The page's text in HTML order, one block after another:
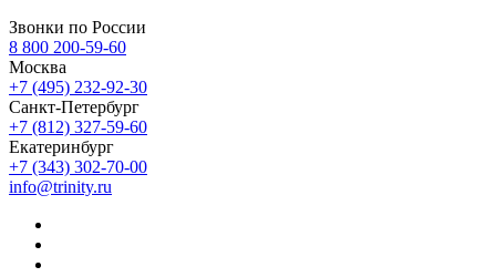
Звонки по России
8 800 200-59-60
Москва
+7 (495) 232-92-30
Санкт-Петербург
+7 (812) 327-59-60
Екатеринбург
+7 (343) 302-70-00
info@trinity.ru